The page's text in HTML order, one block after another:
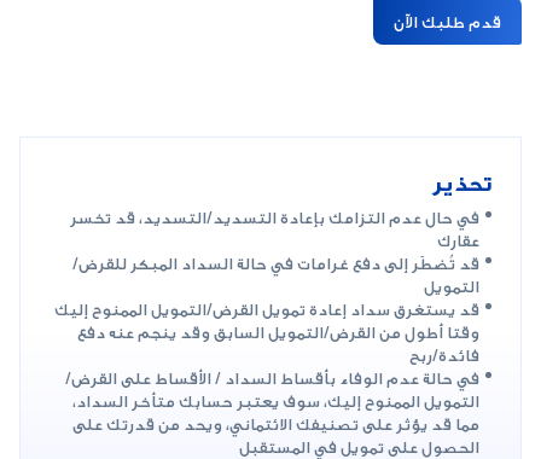
قدم طلبك الآن
تحذير
في حال عدم التزامك بإعادة التسديد/التسديد، قد تخسر
عقارك
قد تُضطَر إلى دفع غرامات في حالة السداد المبكر للقرض/
التمويل
قد يستغرق سداد إعادة تمويل القرض/التمويل الممنوح إليك
وقتا أطول من القرض/التمويل السابق وقد ينجم عنه دفع
فائدة/ربح
في حالة عدم الوفاء بأقساط السداد / الأقساط على القرض/
التمويل الممنوح إليك، سوف يعتبر حسابك متأخر السداد،
مما قد يؤثر على تصنيفك الائتماني، ويحد من قدرتك على
الحصول على تمويل في المستقبل